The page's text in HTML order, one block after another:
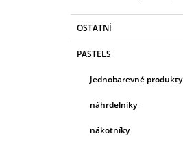
OSTATNÍ
PASTELS
Jednobarevné produkty
náhrdelníky
nákotníky